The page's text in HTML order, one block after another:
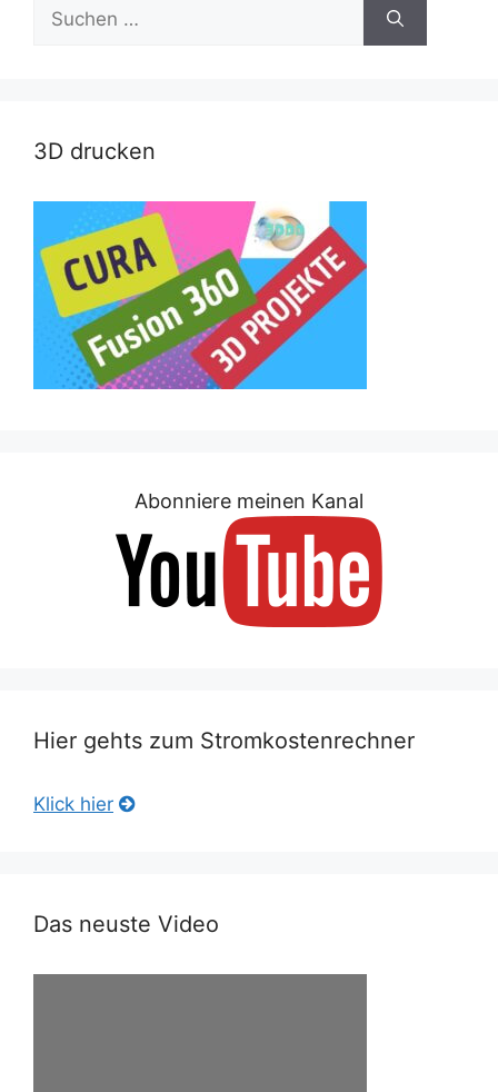
nach:
3D drucken
Abonniere meinen Kanal
Hier gehts zum Stromkostenrechner
Klick hier
Das neuste Video